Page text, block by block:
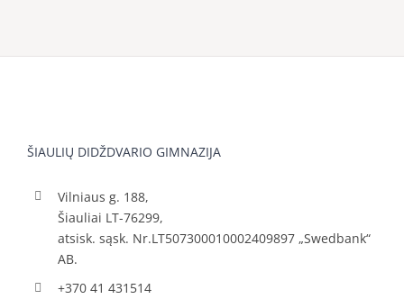
ŠIAULIŲ DIDŽDVARIO GIMNAZIJA
Vilniaus g. 188,
Šiauliai LT-76299,
atsisk. sąsk. Nr.LT507300010002409897 „Swedbank“
AB.
+370 41 431514